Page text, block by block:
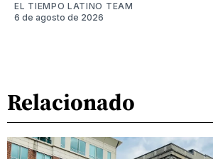
EL TIEMPO LATINO TEAM
6 de agosto de 2026
Relacionado